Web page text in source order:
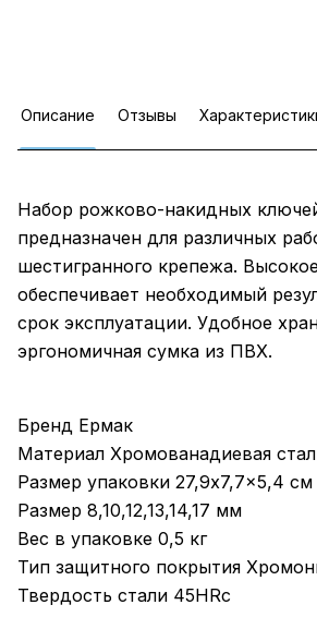
Описание Отзывы
Набор рожково-накидных
предназначен для различных
шестигранного крепежа.
обеспечивает необходимый
срок эксплуатации. Удобное
эргономичная сумка из ПВХ.
Бренд Ермак
Материал Хромованадиевая
Размер упаковки 27,9x7,7x5,4 см
Размер 8,10,12,13,14,17 мм
Вес в упаковке 0,5 кг
Тип защитного покрытия
Твердость стали 45HRc